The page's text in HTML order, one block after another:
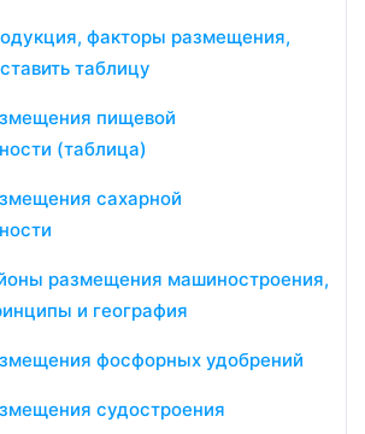
факторы размещения,
таблицу
пищевой
(таблица)
сахарной
размещения машиностроения,
и география
фосфорных удобрений
судостроения